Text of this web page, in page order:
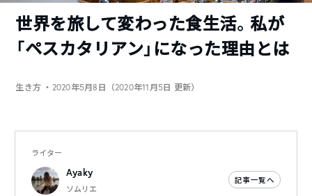
世界を旅して変わった食生活。私が
「ペスカタリアン」になった理由とは
生き方 ・2020年5月8日（2020年11月5日 更新）
ライター
Ayaky
ソムリエ
記事一覧へ